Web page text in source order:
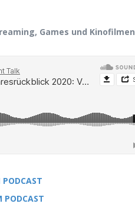
Games und Kinofilmen
PODCAST